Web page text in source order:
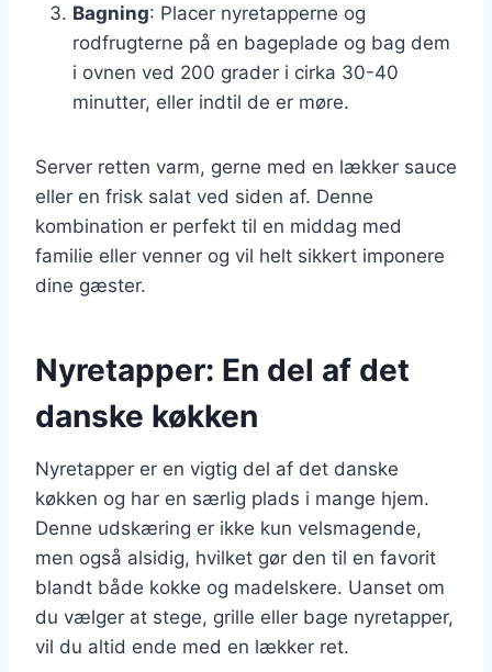
Bagning: Placer nyretapperne og
rodfrugterne på en bageplade og bag dem
i ovnen ved 200 grader i cirka 30-40
minutter, eller indtil de er møre.
Server retten varm, gerne med en lækker sauce
eller en frisk salat ved siden af. Denne
kombination er perfekt til en middag med
familie eller venner og vil helt sikkert imponere
dine gæster.
Nyretapper: En del af det
danske køkken
Nyretapper er en vigtig del af det danske
køkken og har en særlig plads i mange hjem.
Denne udskæring er ikke kun velsmagende,
men også alsidig, hvilket gør den til en favorit
blandt både kokke og madelskere. Uanset om
du vælger at stege, grille eller bage nyretapper,
vil du altid ende med en lækker ret.